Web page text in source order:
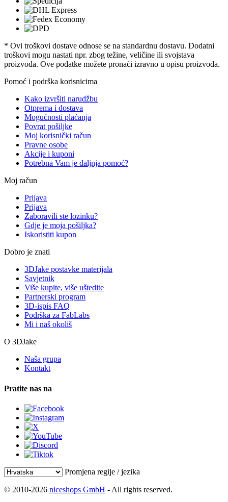
* Ovi troškovi dostave odnose se na standardnu ​​dostavu. Dodatni
troškovi mogu nastati npr. zbog težine, veličine ili svojstava
proizvoda. Ove podatke možete pronaći izravno u opisu proizvoda.
Pomoć i podrška korisnicima
Kako izvršiti narudžbu
Otprema i dostava
Mogućnosti plaćanja
Povrat pošiljke
Moj korisnički račun
Pravne osobe
Akcije i kuponi
Potrebna Vam je daljnja pomoć?
Moj račun
Prijava
Prijava
Zaboravili ste lozinku?
Gdje je moja pošiljka?
Iskoristiti kupon
Dobro je znati
3DJake postavke materijala
Savjetnik
Više kupite, više uštedite
Partnerski program
3D-ispis FAQ
Podrška za FabLabs
Mi i naš okoliš
O 3DJake
Naša grupa
Kontakt
Pratite nas na
Promjena regije / jezika
© 2010-2026 niceshops GmbH - All rights reserved.